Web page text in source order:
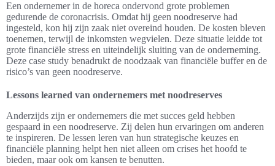
Een ondernemer in de horeca ondervond grote problemen
gedurende de coronacrisis. Omdat hij geen noodreserve had
ingesteld, kon hij zijn zaak niet overeind houden. De kosten bleven
toenemen, terwijl de inkomsten wegvielen. Deze situatie leidde tot
grote financiële stress en uiteindelijk sluiting van de onderneming.
Deze case study benadrukt de noodzaak van financiële buffer en de
risico’s van geen noodreserve.
Lessons learned van ondernemers met noodreserves
Anderzijds zijn er ondernemers die met succes geld hebben
gespaard in een noodreserve. Zij delen hun ervaringen om anderen
te inspireren. De lessen leren van hun strategische keuzes en
financiële planning helpt hen niet alleen om crises het hoofd te
bieden, maar ook om kansen te benutten.